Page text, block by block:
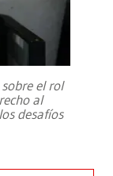
el rol
al
desafíos